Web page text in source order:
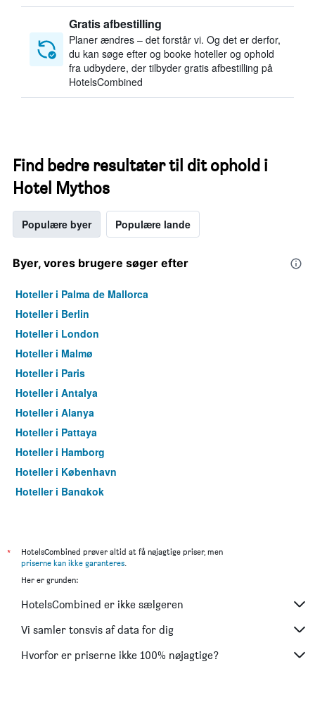
Gratis afbestilling
Planer ændres – det forstår vi. Og det er derfor,
du kan søge efter og booke hoteller og ophold
fra udbydere, der tilbyder gratis afbestilling på
HotelsCombined
Find bedre resultater til dit ophold i
Hotel Mythos
Populære byer Populære lande
Byer, vores brugere søger efter
Hoteller i Palma de Mallorca
Hoteller i Berlin
Hoteller i London
Hoteller i Malmø
Hoteller i Paris
Hoteller i Antalya
Hoteller i Alanya
Hoteller i Pattaya
Hoteller i Hamborg
Hoteller i København
Hoteller i Bangkok
*
HotelsCombined prøver altid at få nøjagtige priser, men
priserne kan ikke garanteres.
Her er grunden:
HotelsCombined er ikke sælgeren
Vi samler tonsvis af data for dig
Hvorfor er priserne ikke 100% nøjagtige?